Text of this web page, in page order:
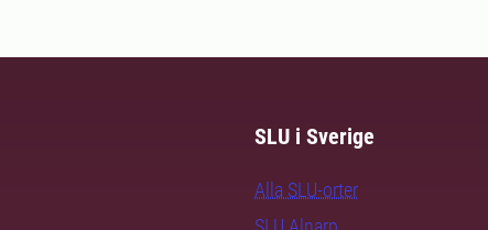
SLU i Sverige
Alla SLU-orter